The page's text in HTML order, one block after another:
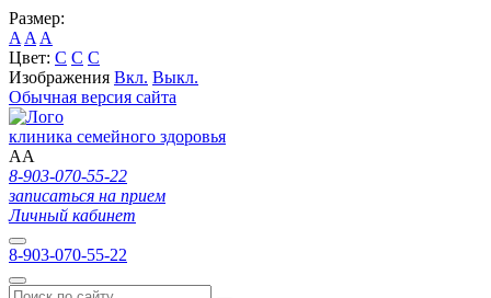
Размер:
A A A
Цвет: C C C
Изображения Вкл. Выкл.
Обычная версия сайта
клиника семейного здоровья
AA
8-903-070-55-22
записаться на прием
Личный кабинет
8-903-070-55-22